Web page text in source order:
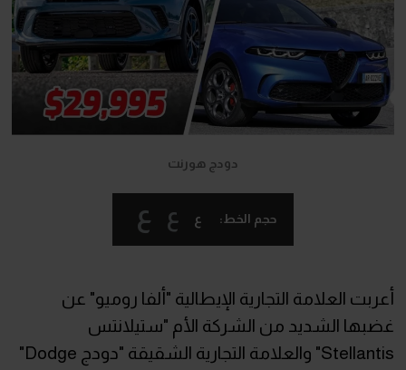
دودج هورنت
حجم الخط: ع ع ع
أعربت العلامة التجارية الإيطالية "ألفا روميو" عن
غضبها الشديد من الشركة الأم "ستيلانتس
Stellantis" والعلامة التجارية الشقيقة "دودج Dodge"